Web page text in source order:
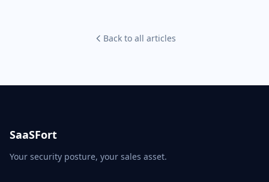
Back to all articles
SaaSFort
Your security posture, your sales asset.